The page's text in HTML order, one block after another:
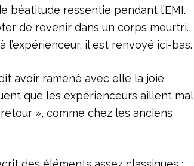
béatitude ressentie pendant l’EMI.
de revenir dans un corps meurtri.
l’expérienceur, il est renvoyé ici-bas.
avoir ramené avec elle la joie
que les expérienceurs aillent mal
», comme chez les anciens